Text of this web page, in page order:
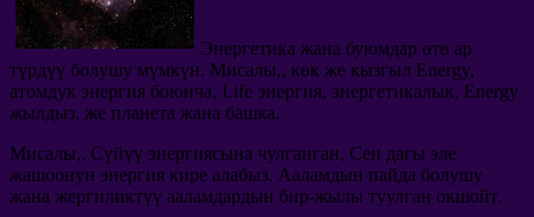
Энергетика жана буюмдар өтө ар
түрдүү болушу мүмкүн. Мисалы,, көк же кызгыл Energy,
атомдук энергия боюнча, Life энергия, энергетикалык, Energy
жылдыз, же планета жана башка.
Мисалы,, Сүйүү энергиясына чулганган, Сен дагы эле
жашоонун энергия кире алабыз. Ааламдын пайда болушу
жана жергиликтүү ааламдардын бир-жылы туулган окшойт.